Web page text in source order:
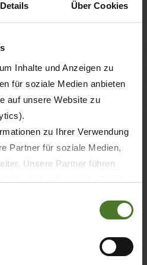
Details Über Cookies
Inhalte und Anzeigen zu
für soziale Medien anbieten
auf unsere Website zu
zu Ihrer Verwendung
Partner für soziale Medien,
Unsere Partner führen
der Dienste gesammelt
Trackings auch Dienstleister